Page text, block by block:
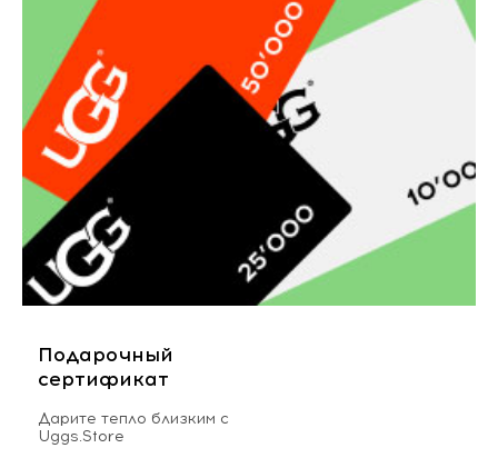
Подарочный
сертификат
Дарите тепло близким с
Uggs.Store